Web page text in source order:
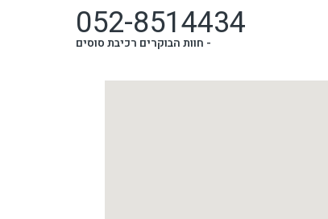
052-8514434
- חוות הבוקרים רכיבת סוסים